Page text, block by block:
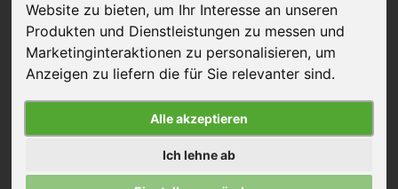
Website zu bieten, um Ihr Interesse an unseren
Produkten und Dienstleistungen zu messen und
Marketinginteraktionen zu personalisieren, um
Anzeigen zu liefern die für Sie relevanter sind.
Alle akzeptieren
Ich lehne ab